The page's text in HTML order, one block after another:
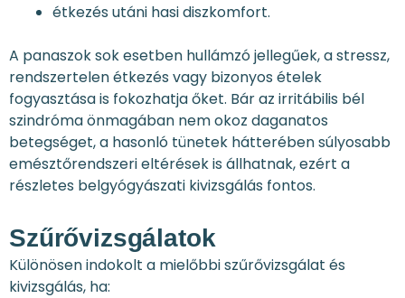
étkezés utáni hasi diszkomfort.
A panaszok sok esetben hullámzó jellegűek, a stressz,
rendszertelen étkezés vagy bizonyos ételek
fogyasztása is fokozhatja őket. Bár az irritábilis bél
szindróma önmagában nem okoz daganatos
betegséget, a hasonló tünetek hátterében súlyosabb
emésztőrendszeri eltérések is állhatnak, ezért a
részletes belgyógyászati kivizsgálás fontos.
Szűrővizsgálatok
Különösen indokolt a mielőbbi szűrővizsgálat és
kivizsgálás, ha: